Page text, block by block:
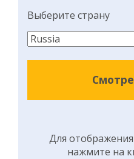
Выберите страну
Для
нажмите на